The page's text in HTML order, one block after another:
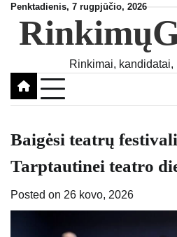
Skip
content
Penktadienis, 7 rugpjūčio, 2026
Rinkimai, kandidatai,
Baigėsi teatrų
Tarptautinei teatro
Posted on 26 kovo, 2026